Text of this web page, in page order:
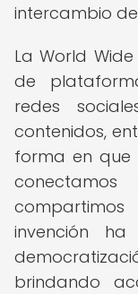
intercambio
La World
de
redes
contenidos,
forma en que
invención
brindando